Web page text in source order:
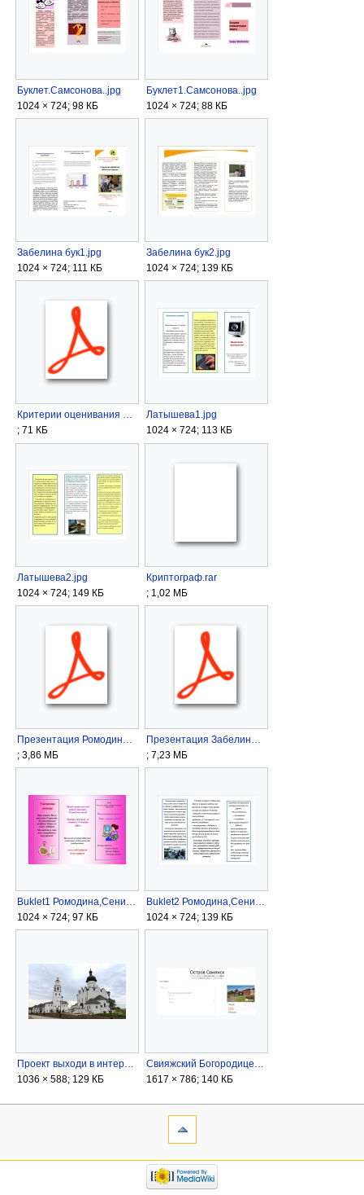
Буклет.Самсонова..jpg
1024 × 724; 98 КБ
Буклет1.Самсонова..jpg
1024 × 724; 88 КБ
Забелина бук1.jpg
1024 × 724; 111 КБ
Забелина бук2.jpg
1024 × 724; 139 КБ
Критерии оценивания работы групп в ходе проекта Осваиваем Delphi.pdf
; 71 КБ
Латышева1.jpg
1024 × 724; 113 КБ
Латышева2.jpg
1024 × 724; 149 КБ
Криптограф.rar
; 1,02 МБ
Презентация Ромодина,Сенина,Буйских.pdf
; 3,86 МБ
Презентация Забелина.pdf
; 7,23 МБ
Buklet1 Ромодина,Сенина,Буйских.jpg
1024 × 724; 97 КБ
Buklet2 Ромодина,Сенина,Буйских.jpg
1024 × 724; 139 КБ
Проект выходи в интернет, команда брауздети,Собор Успения Пресвятой Богородицы.jpg
1036 × 588; 129 КБ
Свияжский Богородице-Успенский мужской монастырь.jpg
1617 × 786; 140 КБ